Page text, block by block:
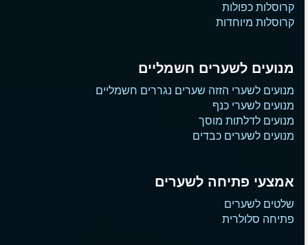
קרוסלות כפולות
קרוסלות מיוחדות
מנועים לשערים חשמליים
מנועים לשערי הזזה שערים נגררים חשמליים
מנועים לשערי כנף
מנועים לדלתות מוסך
מנועים לשערים כבדים
אמצעי פתיחה לשערים
שלטים לשערים
פתיחה סלולרית